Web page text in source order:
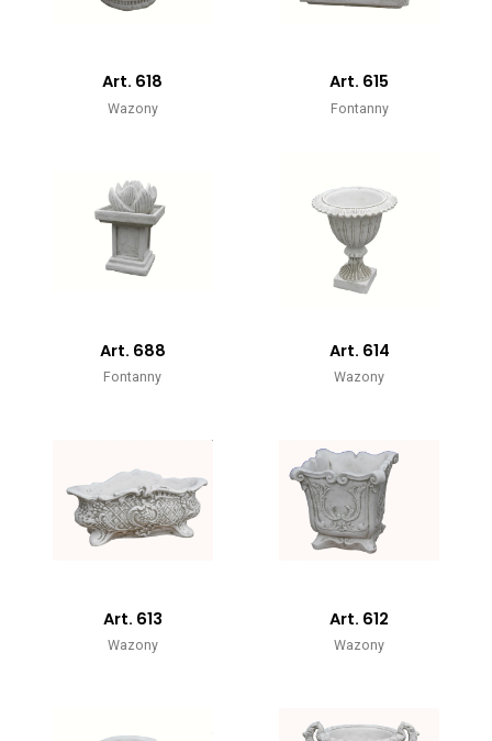
Art. 618
Wazony
Art. 615
Fontanny
Art. 688
Fontanny
Art. 614
Wazony
Art. 613
Wazony
Art. 612
Wazony